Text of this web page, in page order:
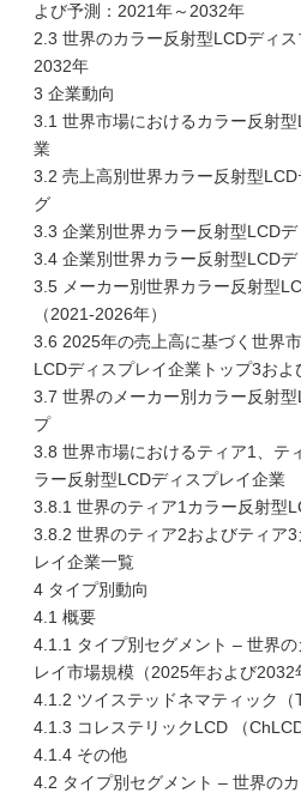
よび予測：2021年～2032年
2.3 世界のカラー反射型LCDディ
2032年
3 企業動向
3.1 世界市場におけるカラー反射
業
3.2 売上高別世界カラー反射型
グ
3.3 企業別世界カラー反射型LCD
3.4 企業別世界カラー反射型LCD
3.5 メーカー別世界カラー反射型
（2021-2026年）
3.6 2025年の売上高に基づく世界
LCDディスプレイ企業トップ3およ
3.7 世界のメーカー別カラー反射
プ
3.8 世界市場におけるティア1、テ
ラー反射型LCDディスプレイ企業
3.8.1 世界のティア1カラー反射型
3.8.2 世界のティア2およびティア
レイ企業一覧
4 タイプ別動向
4.1 概要
4.1.1 タイプ別セグメント – 世界
レイ市場規模（2025年および2032
4.1.2 ツイステッドネマティック（
4.1.3 コレステリックLCD （ChLCD
4.1.4 その他
4.2 タイプ別セグメント – 世界の